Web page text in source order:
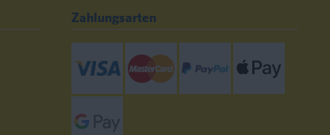
Zahlungsarten
Mastercard